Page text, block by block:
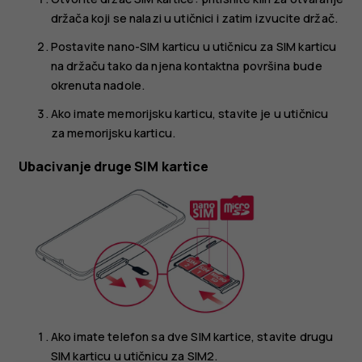
držača koji se nalazi u utičnici i zatim izvucite držač.
Postavite nano-SIM karticu u utičnicu za SIM karticu
na držaču tako da njena kontaktna površina bude
okrenuta nadole.
Ako imate memorijsku karticu, stavite je u utičnicu
za memorijsku karticu.
Ubacivanje druge SIM kartice
Ako imate telefon sa dve SIM kartice, stavite drugu
SIM karticu u utičnicu za SIM2.